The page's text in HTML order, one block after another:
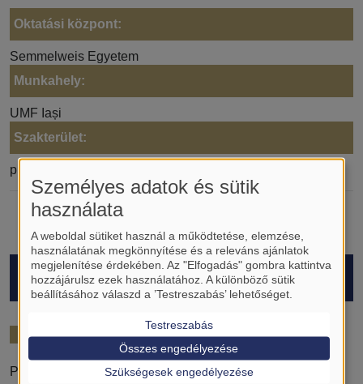
Oktatási központ:
Semmelweis Egyetem
Munkahely:
UMF Iași
Szakterület:
pulmonológia
HALLGATÓK
2025/26
Penisoara Theodor
Személyes adatok és sütik
használata
A weboldal sütiket használ a működtetése, elemzése,
használatának megkönnyítése és a releváns ajánlatok
megjelenítése érdekében. Az "Elfogadás" gombra kattintva
hozzájárulsz ezek használatához. A különböző sütik
beállításához válaszd a ’Testreszabás’ lehetőséget.
Testreszabás
Szükségesek engedélyezése
Összes engedélyezése